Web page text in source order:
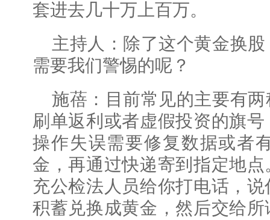
套进去几十万上百万。
主持人：除了这个黄金换
需要我们警惕的呢？
施蓓：目前常见的主要有
刷单返利或者虚假投资的旗
操作失误需要修复数据或者
金，再通过快递寄到指定地
充公检法人员给你打电话，
积蓄兑换成黄金，然后交给